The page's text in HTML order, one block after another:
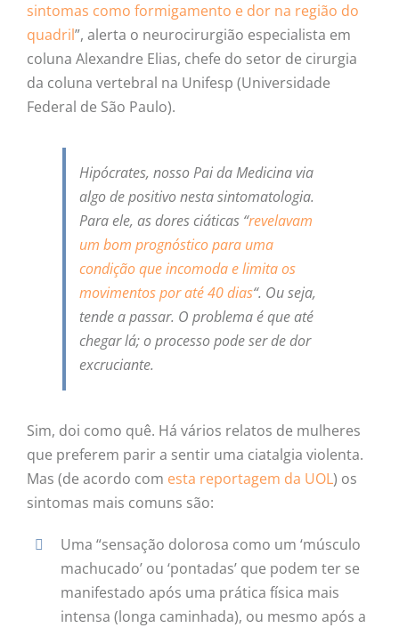
sintomas como formigamento e dor na região do
quadril”, alerta o neurocirurgião especialista em
coluna Alexandre Elias, chefe do setor de cirurgia
da coluna vertebral na Unifesp (Universidade
Federal de São Paulo).
Hipócrates, nosso Pai da Medicina via
algo de positivo nesta sintomatologia.
Para ele, as dores ciáticas “revelavam
um bom prognóstico para uma
condição que incomoda e limita os
movimentos por até 40 dias“. Ou seja,
tende a passar. O problema é que até
chegar lá; o processo pode ser de dor
excruciante.
Sim, doi como quê. Há vários relatos de mulheres
que preferem parir a sentir uma ciatalgia violenta.
Mas (de acordo com esta reportagem da UOL) os
sintomas mais comuns são:
Uma “sensação dolorosa como um ‘músculo
machucado’ ou ‘pontadas’ que podem ter se
manifestado após uma prática física mais
intensa (longa caminhada), ou mesmo após a